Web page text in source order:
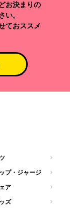
お決まりの
い。
ておススメ
プ・ジャージ
ア
ズ